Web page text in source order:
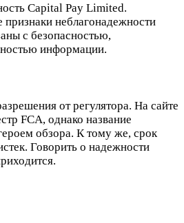
Capital Pay Limited.
неблагонадежности
с безопасностью,
информации.
от регулятора. На сайте
FCA, однако название
обзора. К тому же, срок
Говорить о надежности